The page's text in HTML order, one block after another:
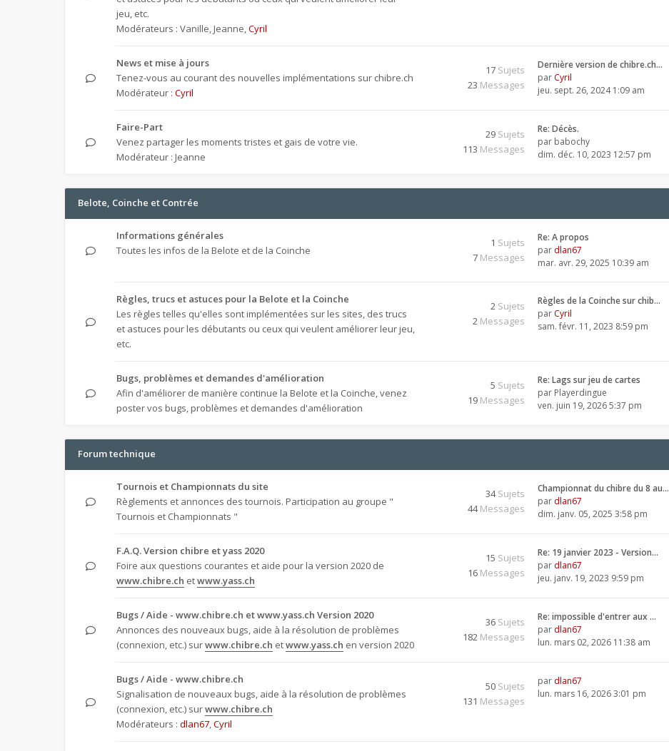
jeu, etc.
Modérateurs : Vanille, Jeanne,Cyril
News et mise à jours
Tenez-vous au courant des nouvelles implémentations sur chibre.ch
Modérateur : Cyril
17 Sujets
23 Messages
Dernière version de chibre.ch…
par Cyril
jeu. sept. 26, 2024 1:09 am
Faire-Part
Venez partager les moments tristes et gais de votre vie.
Modérateur : Jeanne
29 Sujets
113 Messages
Re: Décès.
par babochy
dim. déc. 10, 2023 12:57 pm
Belote, Coinche et Contrée
Informations générales
Toutes les infos de la Belote et de la Coinche
1 Sujets
7 Messages
Re: A propos
par dlan67
mar. avr. 29, 2025 10:39 am
Règles, trucs et astuces pour la Belote et la Coinche
Les règles telles qu'elles sont implémentées sur les sites, des trucs
et astuces pour les débutants ou ceux qui veulent améliorer leur jeu,
etc.
2 Sujets
2 Messages
Règles de la Coinche sur chib…
par Cyril
sam. févr. 11, 2023 8:59 pm
Bugs, problèmes et demandes d'amélioration
Afin d'améliorer de manière continue la Belote et la Coinche, venez
poster vos bugs, problèmes et demandes d'amélioration
5 Sujets
19 Messages
Re: Lags sur jeu de cartes
par Playerdingue
ven. juin 19, 2026 5:37 pm
Forum technique
Tournois et Championnats du site
Règlements et annonces des tournois. Participation au groupe "
Tournois et Championnats "
34Sujets
44Messages
Championnat du chibre du 8 au…
par dlan67
dim. janv. 05, 2025 3:58 pm
F.A.Q. Version chibre et yass 2020
Foire aux questions courantes et aide pour la version 2020 de
www.chibre.ch etwww.yass.ch
15 Sujets
16 Messages
Re: 19 janvier 2023 - Version…
par dlan67
jeu. janv. 19, 2023 9:59 pm
Bugs / Aide - www.chibre.ch et www.yass.ch Version 2020
Annonces des nouveaux bugs, aide à la résolution de problèmes
(connexion, etc.) surwww.chibre.ch etwww.yass.ch en version 2020
36 Sujets
182 Messages
Re: impossible d'entrer aux …
par dlan67
lun. mars 02, 2026 11:38 am
Bugs / Aide - www.chibre.ch
Signalisation de nouveaux bugs, aide à la résolution de problèmes
(connexion, etc.) surwww.chibre.ch
Modérateurs : dlan67,Cyril
50 Sujets
131 Messages
par dlan67
lun. mars 16, 2026 3:01 pm